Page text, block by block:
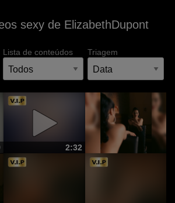
sexy de ElizabethDupont
Lista de conteúdos Triagem
2:32